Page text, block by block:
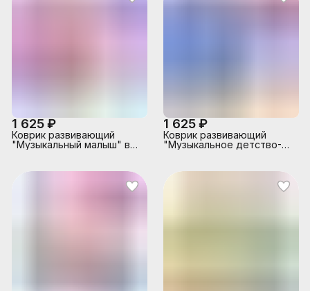
1 625 ₽
Коврик развивающий
"Музыкальный малыш" в
1 625 ₽
Коврик развивающий
"Музыкальное детство-2"